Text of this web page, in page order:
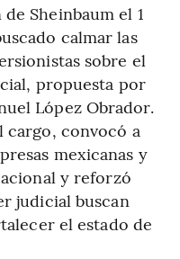
Sheinbaum el 1
calmar las
sobre el
propuesta por
López Obrador.
cargo, convocó a
mexicanas y
y reforzó
judicial buscan
el estado de